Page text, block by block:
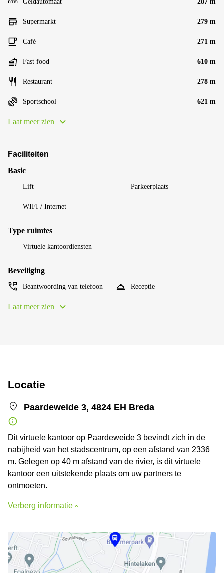
Geldautomaat 287 m
Supermarkt 279 m
Café 271 m
Fast food 610 m
Restaurant 278 m
Sportschool 621 m
Laat meer zien
Faciliteiten
Basic
Lift Parkeerplaats
WIFI / Internet
Type ruimtes
Virtuele kantoordiensten
Beveiliging
Beantwoording van telefoon Receptie
Laat meer zien
Locatie
Paardeweide 3, 4824 EH Breda
Dit virtuele kantoor op Paardeweide 3 bevindt zich in de
nabijheid van het stadscentrum, op een afstand van 2336
m. Gelegen op 40 m afstand van de rivier, is dit virtuele
kantoor een uitstekende plaats om uw partners te
ontmoeten.
Verberg informatie